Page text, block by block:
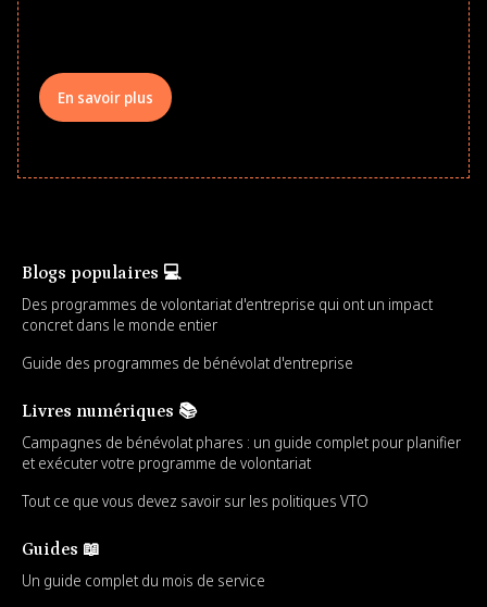
En savoir plus
Blogs populaires 💻
Des programmes de volontariat d'entreprise qui ont un impact
concret dans le monde entier
Guide des programmes de bénévolat d'entreprise
Livres numériques 📚
Campagnes de bénévolat phares : un guide complet pour planifier
et exécuter votre programme de volontariat
Tout ce que vous devez savoir sur les politiques VTO
Guides 📖
Un guide complet du mois de service